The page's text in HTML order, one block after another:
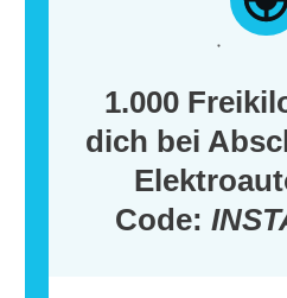
1.000
dich bei
Code: